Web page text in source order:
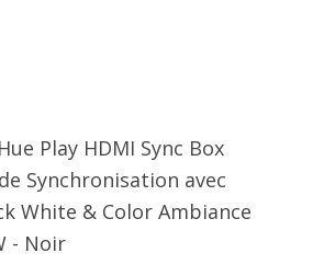
Play HDMI Sync Box
Synchronisation avec
White & Color Ambiance
- Noir